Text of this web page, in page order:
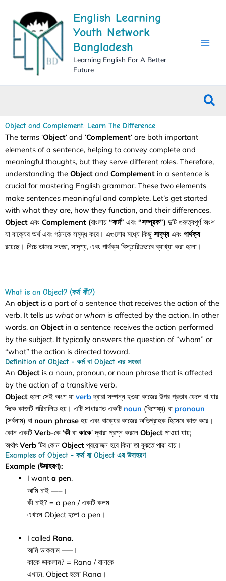
content
English Learning
Youth Network
Bangladesh
Learning English For A Better
Future
Object and Complement: Learn The Difference
The terms ‘Object‘ and ‘Complement‘ are both important
elements of a sentence, helping to convey complete and
meaningful thoughts, but they serve different roles. Therefore,
understanding the Object and Complement in a sentence is
crucial for mastering English grammar. These two elements
make sentences meaningful and complete. Let’s get started
with what they are, how they function, and their differences.
Object এবং Complement (বাংলায় “কর্ম” এবং “সম্পূরক”) দুটি গুরুত্বপূর্ণ অংশ
যা বাক্যের অর্থ এবং গঠনকে সমৃদ্ধ করে। এগুলোর মধ্যে কিছু সাদৃশ্য এবং পার্থক্য
রয়েছে। নিচে তাদের সংজ্ঞা, সাদৃশ্য, এবং পার্থক্য বিস্তারিতভাবে ব্যাখ্যা করা হলো।
What is an Object? (কর্ম কী?)
An object is a part of a sentence that receives the action of the
verb. It tells us whator whom is affected by the action. In other
words, an Object in a sentence receives the action performed
by the subject. It typically answers the question of “whom” or
“what” the action is directed toward.
Definition of Object - কর্ম বা Object এর সংজ্ঞা
An Object is a noun, pronoun, or noun phrase that is affected
by the action of a transitive verb.
Object হলো সেই অংশ যা verbদ্বারা সম্পন্ন হওয়া কাজের উপর প্রভাব ফেলে বা যার
দিকে কাজটি পরিচালিত হয়। এটি সাধারণত একটি noun (বিশেষ্য) বা pronoun
(সর্বনাম) বা noun phrase হয় এবং বাক্যের কাজের অভিগ্রাহক হিসেবে কাজ করে।
কোন একটি Verb-কে ‘কীবা কাকে’ দ্বারা প্রশ্ন করলে Object পাওয়া যায়;
অর্থাৎVerb টির কোন Object প্রয়োজন হবে কিনা তা বুঝতে পারা যায়।
Examples of Object - কর্ম বা Object এর উদাহরণ
Example (উদাহরণ):
I want a pen.
আমি চাই —–।
কী চাই? = a pen / একটি কলম
এখানে Object হলো a pen।
I called Rana.
আমি ডাকলাম —–।
কাকে ডাকলাম? = Rana / রানাকে
এখানে, Object হলো Rana।